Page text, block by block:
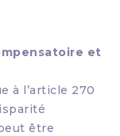
et
à l’article 270
être